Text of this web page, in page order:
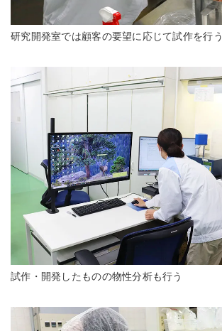
研究開発室では顧客の要望に応じて試作を行う
試作・開発したものの物性分析も行う